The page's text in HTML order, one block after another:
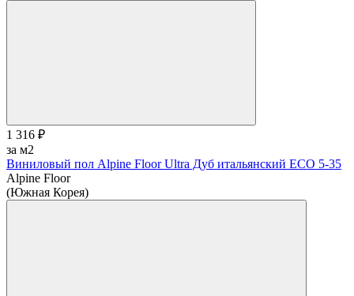
1 316 ₽
за м2
Виниловый пол Alpine Floor Ultra Дуб итальянский ЕСО 5-35
Alpine Floor
(Южная Корея)